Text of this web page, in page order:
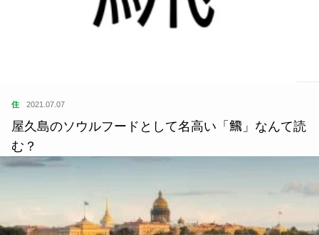
住 2021.07.07
屋久島のソウルフードとして名高い「𩹉」なんて読
む？